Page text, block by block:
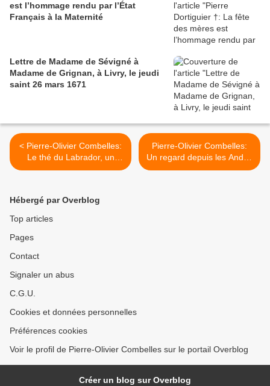
est l’hommage rendu par l’État
Français à la Maternité
Lettre de Madame de Sévigné à
Madame de Grignan, à Livry, le jeudi
saint 26 mars 1671
< Pierre-Olivier Combelles:
Le thé du Labrador, un
emblème de la péninsule
Pierre-Olivier Combelles:
Un regard depuis les Andes
du Pérou sur les
Hébergé par Overblog
Top articles
Pages
Contact
Signaler un abus
C.G.U.
Cookies et données personnelles
Préférences cookies
Voir le profil de Pierre-Olivier Combelles sur le portail Overblog
Créer un blog sur Overblog